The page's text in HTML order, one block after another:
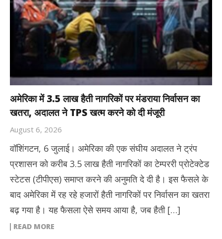
अमेरिका में 3.5 लाख हैती नागरिकों पर मंडराया निर्वासन का
खतरा, अदालत ने TPS खत्म करने को दी मंजूरी
August 6, 2026
वॉशिंगटन, 6 जुलाई। अमेरिका की एक संघीय अदालत ने ट्रंप
प्रशासन को करीब 3.5 लाख हैती नागरिकों का टेम्पररी प्रोटेक्टेड
स्टेटस (टीपीएस) समाप्त करने की अनुमति दे दी है। इस फैसले के
बाद अमेरिका में रह रहे हजारों हैती नागरिकों पर निर्वासन का खतरा
बढ़ गया है। यह फैसला ऐसे समय आया है, जब हैती […]
READ MORE